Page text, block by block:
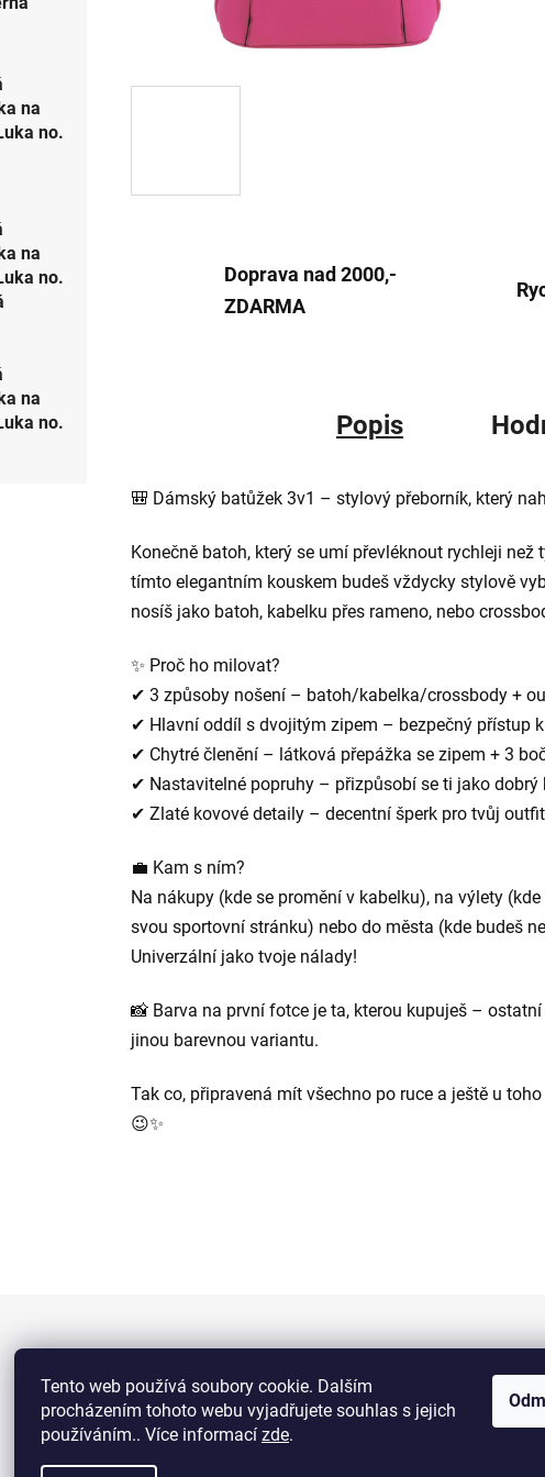
Tento web používá soubory cookie. Dalším
procházením tohoto webu vyjadřujete souhlas s jejich
používáním.. Více informací zde.
na
no.
na
no.
na
no.
Doprava nad 2000,-
ZDARMA
Popis
🎒 Dámský batůžek 3v1 – stylový přeborník, který
Konečně batoh, který se umí převléknout rychleji než
tímto elegantním kouskem budeš vždycky stylově
nosíš jako batoh, kabelku přes rameno, nebo
✨ Proč ho milovat?
✔ 3 způsoby nošení – batoh/kabelka/crossbody +
✔ Hlavní oddíl s dvojitým zipem – bezpečný přístup
✔ Chytré členění – látková přepážka se zipem + 3
✔ Nastavitelné popruhy – přizpůsobí se ti jako dobrý
✔ Zlaté kovové detaily – decentní šperk pro tvůj outfit
💼 Kam s ním?
Na nákupy (kde se promění v kabelku), na výlety
svou sportovní stránku) nebo do města (kde budeš
Univerzální jako tvoje nálady!
📸 Barva na první fotce je ta, kterou kupuješ –
jinou barevnou variantu.
Tak co, připravená mít všechno po ruce a ještě u
😉✨
Informace pro vás
Kontakty